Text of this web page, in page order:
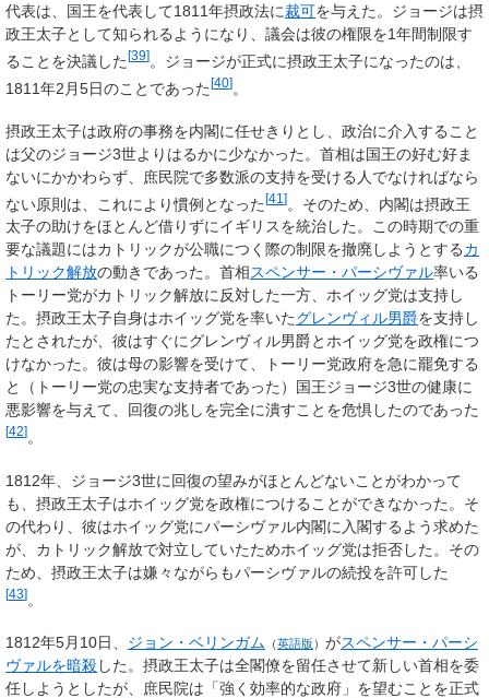
代表は、国王を代表して1811年摂政法に裁可を与えた。ジョージは摂
政王太子として知られるようになり、議会は彼の権限を1年間制限す
ることを決議した[39]。ジョージが正式に摂政王太子になったのは、
1811年2月5日のことであった[40]
摂政王太子は政府の事務を内閣に任せきりとし、政治に介入すること
は父のジョージ3世よりはるかに少なかった。首相は国王の好む好ま
ないにかかわらず、庶民院で多数派の支持を受ける人でなければなら
ない原則は、これにより慣例となった[41 ]。そのため、内閣は摂政王
太子の助けをほとんど借りずにイギリスを統治した。この時期での重
要な議題にはカトリックが公職につく際の制限を撤廃しようとするカ
トリック解放の動きであった。首相スペンサー・パーシヴァル率いる
トーリー党がカトリック解放に反対した一方、ホイッグ党は支持し
た。摂政王太子自身はホイッグ党を率いたグレンヴィル男爵を支持し
たとされたが、彼はすぐにグレンヴィル男爵とホイッグ党を政権につ
けなかった。彼は母の影響を受けて、トーリー党政府を急に罷免する
と（トーリー党の忠実な支持者であった）国王ジョージ3世の健康に
悪影響を与えて、回復の兆しを完全に潰すことを危惧したのであった
[42] 。
1812年、ジョージ3世に回復の望みがほとんどないことがわかって
も、摂政王太子はホイッグ党を政権につけることができなかった。そ
の代わり、彼はホイッグ党にパーシヴァル内閣に入閣するよう求めた
が、カトリック解放で対立していたためホイッグ党は拒否した。その
ため、摂政王太子は嫌々ながらもパーシヴァルの続投を許可した
[43]。
1812年5月10日、 ジョン・ベリンガム （英語版 ） がスペンサー・パーシ
ヴァルを暗殺した。摂政王太子は全閣僚を留任させて新しい首相を委
任しようとしたが、庶民院は「強く効率的な政府」を望むことを正式